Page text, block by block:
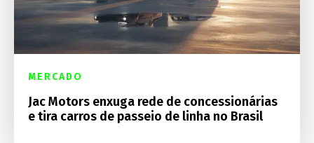
MERCADO
Jac Motors enxuga rede de concessionárias
e tira carros de passeio de linha no Brasil